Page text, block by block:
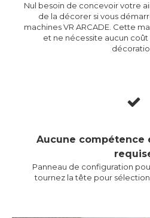
Nul besoin de concevoir votre
de la décorer si vous
machines VR ARCADE. Cette
et ne nécessite aucun
Aucune compétence
Panneau de configuration
tournez la tête pour